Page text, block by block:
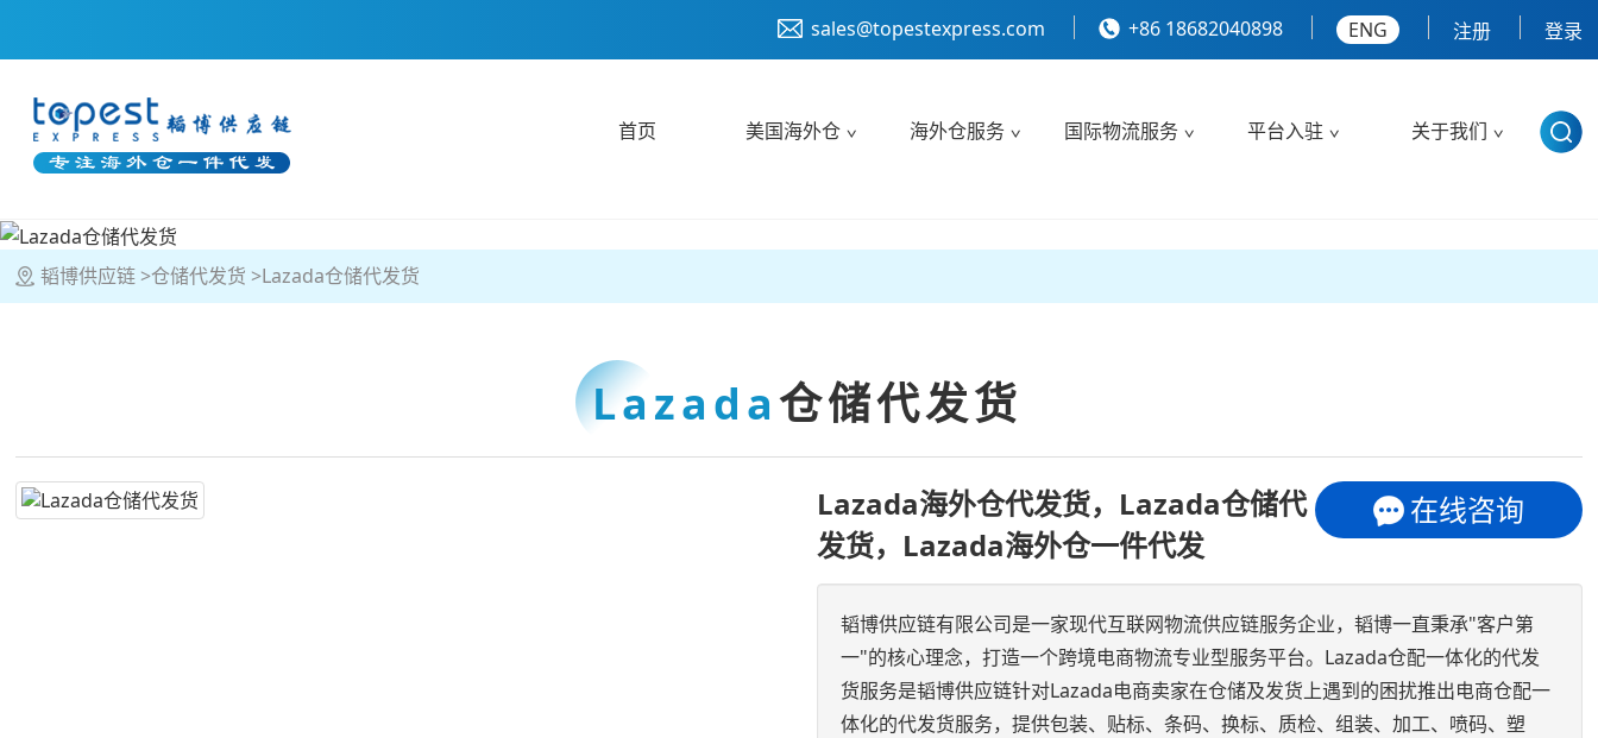
sales@topestexpress.com +86 18682040898 ENG 注册 登录
首页 美国海外仓 海外仓服务 国际物流服务 平台入驻 关于我们
韬博供应链 仓储代发货 Lazada仓储代发货
Lazada仓储代发货
在线咨询
Lazada海外仓代发货，Lazada仓储代
发货，Lazada海外仓一件代发
韬博供应链有限公司是一家现代互联网物流供应链服务企业，韬博一直秉承"客户第
一"的核心理念，打造一个跨境电商物流专业型服务平台。Lazada仓配一体化的代发
货服务是韬博供应链针对Lazada电商卖家在仓储及发货上遇到的困扰推出电商仓配一
体化的代发货服务，提供包装、贴标、条码、换标、质检、组装、加工、喷码、塑